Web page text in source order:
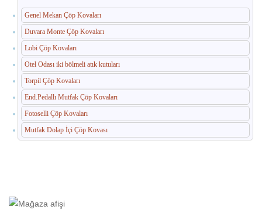
Genel Mekan Çöp Kovaları
Duvara Monte Çöp Kovaları
Lobi Çöp Kovaları
Otel Odası iki bölmeli atık kutuları
Torpil Çöp Kovaları
End.Pedallı Mutfak Çöp Kovaları
Fotoselli Çöp Kovaları
Mutfak Dolap İçi Çöp Kovası